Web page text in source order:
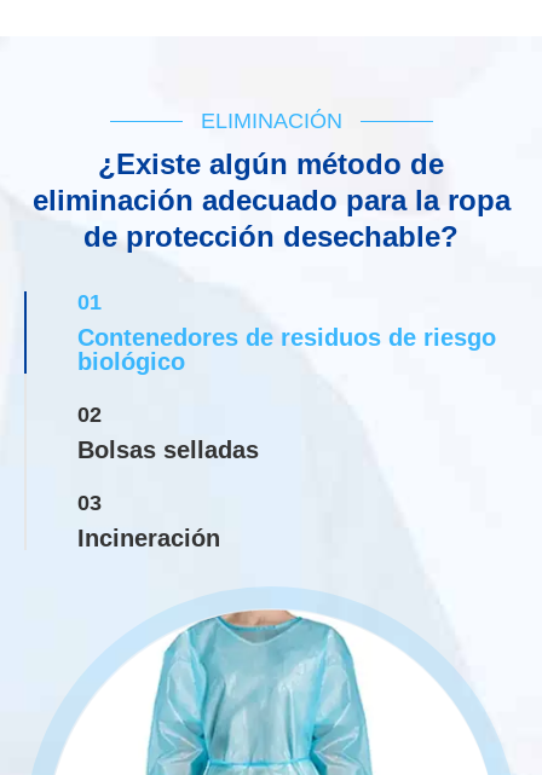
ELIMINACIÓN
¿Existe algún método de
eliminación adecuado para la ropa
de protección desechable?
01
Contenedores de residuos de riesgo
biológico
02
Bolsas selladas
03
Incineración